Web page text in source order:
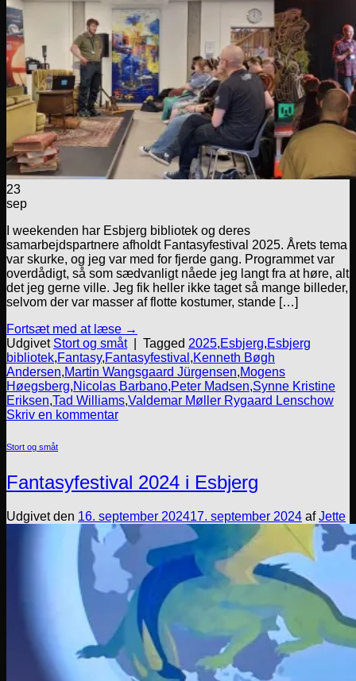
23
sep
I weekenden har Esbjerg bibliotek og deres
samarbejdspartnere afholdt Fantasyfestival 2025. Årets tema
var skurke, og jeg var med for fjerde gang. Programmet var
overdådigt, så som sædvanligt nåede jeg langt fra at høre, alt
det jeg gerne ville. Jeg fik heller ikke taget så mange billeder,
selvom der var masser af flotte kostumer, stande […]
Fortsæt med at læse →
Udgivet Stort og småt Tagged 2025,Esbjerg,Esbjerg
bibliotek,Fantasy,Fantasyfestival ,Kenneth Bøgh
Andersen,Martin Wangsgaard Jürgensen,Mogens
Høegsberg,Nicolas Barbano,Peter Madsen,Synne Kristine
Eriksen,Tad Williams,Valdemar Møller Rygaard Lenschow
Skriv en kommentar
Stort og småt
Fantasyfestival 2024 i Esbjerg
Udgivet den 16. september 202417. september 2024 afJette